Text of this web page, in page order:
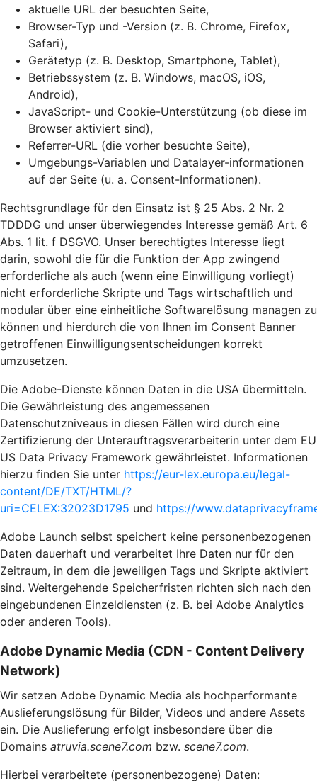
aktuelle URL der besuchten Seite,
Browser-Typ und -Version (z. B. Chrome, Firefox,
Safari),
Gerätetyp (z. B. Desktop, Smartphone, Tablet),
Betriebssystem (z. B. Windows, macOS, iOS,
Android),
JavaScript- und Cookie-Unterstützung (ob diese im
Browser aktiviert sind),
Referrer-URL (die vorher besuchte Seite),
Umgebungs-Variablen und Datalayer-informationen
auf der Seite (u. a. Consent-Informationen).
Rechtsgrundlage für den Einsatz ist § 25 Abs. 2 Nr. 2
TDDDG und unser überwiegendes Interesse gemäß Art. 6
Abs. 1 lit. f DSGVO. Unser berechtigtes Interesse liegt
darin, sowohl die für die Funktion der App zwingend
erforderliche als auch (wenn eine Einwilligung vorliegt)
nicht erforderliche Skripte und Tags wirtschaftlich und
modular über eine einheitliche Softwarelösung managen zu
können und hierdurch die von Ihnen im Consent Banner
getroffenen Einwilligungsentscheidungen korrekt
umzusetzen.
Die Adobe-Dienste können Daten in die USA übermitteln.
Die Gewährleistung des angemessenen
Datenschutzniveaus in diesen Fällen wird durch eine
Zertifizierung der Unterauftragsverarbeiterin unter dem EU
US Data Privacy Framework gewährleistet. Informationen
hierzu finden Sie unter https://eur-lex.europa.eu/legal-
content/DE/TXT/HTML/?
uri=CELEX:32023D1795 und https://
Adobe Launch selbst speichert keine personenbezogenen
Daten dauerhaft und verarbeitet Ihre Daten nur für den
Zeitraum, in dem die jeweiligen Tags und Skripte aktiviert
sind. Weitergehende Speicherfristen richten sich nach den
eingebundenen Einzeldiensten (z. B. bei Adobe Analytics
oder anderen Tools).
Adobe Dynamic Media (CDN - Content Delivery
Network)
Wir setzen Adobe Dynamic Media als hochperformante
Auslieferungslösung für Bilder, Videos und andere Assets
ein. Die Auslieferung erfolgt insbesondere über die
Domains atruvia.scene7.com bzw. scene7.com.
Hierbei verarbeitete (personenbezogene) Daten: